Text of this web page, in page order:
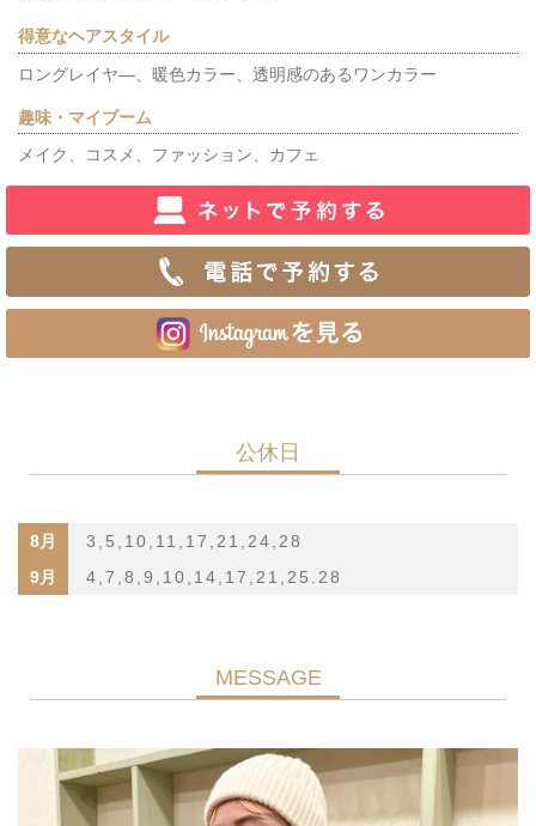
得意なヘアスタイル
ロングレイヤ―、暖色カラー、透明感のあるワンカラー
趣味・マイブーム
メイク、コスメ、ファッション、カフェ
公休日
8月
3,5,10,11,17,21,24,28
9月
4,7,8,9,10,14,17,21,25.28
MESSAGE